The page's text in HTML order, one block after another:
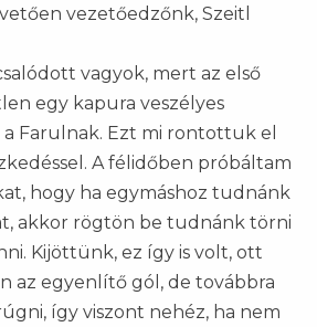
vezetőedzőnk, Szeitl
vagyok, mert az első
egy kapura veszélyes
Farulnak. Ezt mi rontottuk el
A félidőben próbáltam
hogy ha egymáshoz tudnánk
akkor rögtön be tudnánk törni
Kijöttünk, ez így is volt, ott
az egyenlítő gól, de továbbra
így viszont nehéz, ha nem